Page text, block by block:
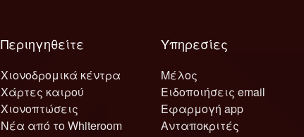
Περιηγηθείτε
Χιονοδρομικά κέντρα
Χάρτες καιρού
Χιονοπτώσεις
Νέα από το Whiteroom
Υπηρεσίες
Μέλος
Ειδοποιήσεις email
Εφαρμογή app
Ανταποκριτές